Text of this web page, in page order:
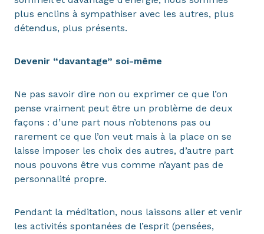
plus enclins à sympathiser avec les autres, plus
détendus, plus présents.
Devenir “davantage” soi-même
Ne pas savoir dire non ou exprimer ce que l’on
pense vraiment peut être un problème de deux
façons : d’une part nous n’obtenons pas ou
rarement ce que l’on veut mais à la place on se
laisse imposer les choix des autres, d’autre part
nous pouvons être vus comme n’ayant pas de
personnalité propre.
Pendant la méditation, nous laissons aller et venir
les activités spontanées de l’esprit (pensées,